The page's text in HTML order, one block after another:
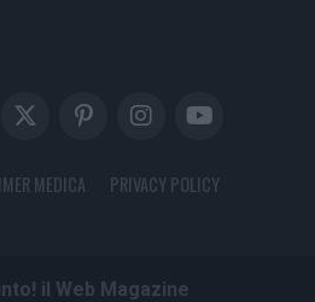
MEDICA PRIVACY POLICY
il Web Magazine